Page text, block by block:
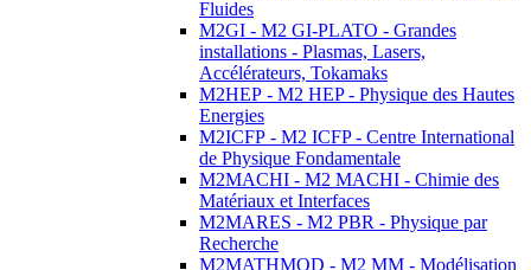
Fluides
M2GI - M2 GI-PLATO - Grandes
installations - Plasmas, Lasers,
Accélérateurs, Tokamaks
M2HEP - M2 HEP - Physique des Hautes
Energies
M2ICFP - M2 ICFP - Centre International
de Physique Fondamentale
M2MACHI - M2 MACHI - Chimie des
Matériaux et Interfaces
M2MARES - M2 PBR - Physique par
Recherche
M2MATHMOD - M2 MM - Modélisation